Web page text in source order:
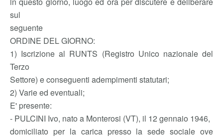
sul
seguente
ORDINE DEL GIORNO:
1) Iscrizione al RUNTS (Registro Unico nazionale del
Terzo
Settore) e conseguenti adempimenti statutari;
2) Varie ed eventuali;
E' presente:
- PULCINI Ivo, nato a Monterosi (VT), il 12 gennaio 1946,
domiciliato per la carica presso la sede sociale ove